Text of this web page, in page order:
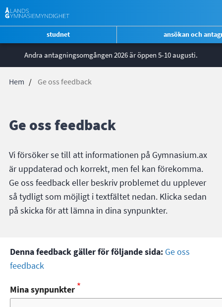
till
huvudinnehåll
Andra antagningsomgången 2026 är öppen 5-10 augusti.
Genvägsmeny
studnet ansökan och
Hem Ge oss feedback
Ge oss feedback
Vi försöker se till att informationen på Gymnasium.ax
är uppdaterad och korrekt, men fel kan förekomma.
Ge oss feedback eller beskriv problemet du upplever
så tydligt som möjligt i textfältet nedan. Klicka sedan
på skicka för att lämna in dina synpunkter.
Denna feedback gäller för följande sida: Ge oss
feedback
Mina synpunkter